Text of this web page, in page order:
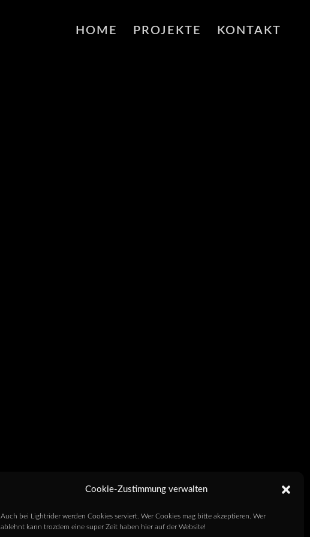
Cookie-Zustimmung verwalten
Auch bei Lightrider werden Cookies serviert. Wer Cookies mag bitte akzeptieren. Wer
ablehnt kann trozdem eine super Zeit haben hier auf der Website!
HOME PROJEKTE KONTAKT